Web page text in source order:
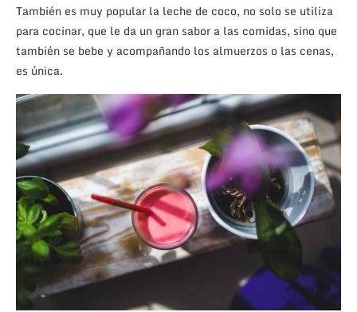
También es muy popular la leche de coco, no solo se utiliza
para cocinar, que le da un gran sabor a las comidas, sino que
también se bebe y acompañando los almuerzos o las cenas,
es única.